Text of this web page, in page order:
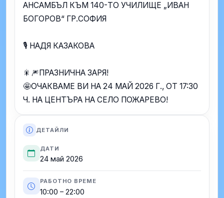
АНСАМБЪЛ КЪМ 140-ТО УЧИЛИЩЕ „ИВАН
БОГОРОВ“ ГР.СОФИЯ
🎙 НАДЯ КАЗАКОВА
🎇🎆ПРАЗНИЧНА ЗАРЯ!
🤩ОЧАКВАМЕ ВИ НА 24 МАЙ 2026 Г., ОТ 17:30
Ч. НА ЦЕНТЪРА НА СЕЛО ПОЖАРЕВО!
ДЕТАЙЛИ
ДАТИ
24 май 2026
РАБОТНО ВРЕМЕ
10:00 – 22:00